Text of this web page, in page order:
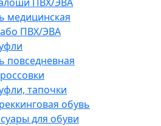
медицинская
ПВХ/ЭВА
повседневная
тапочки
обувь
для обуви